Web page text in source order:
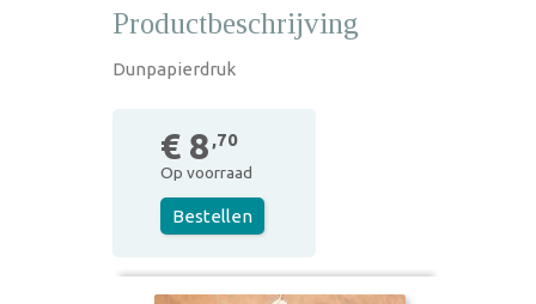
Productbeschrijving
Dunpapierdruk
€ 8 ,70
Op voorraad
Bestellen